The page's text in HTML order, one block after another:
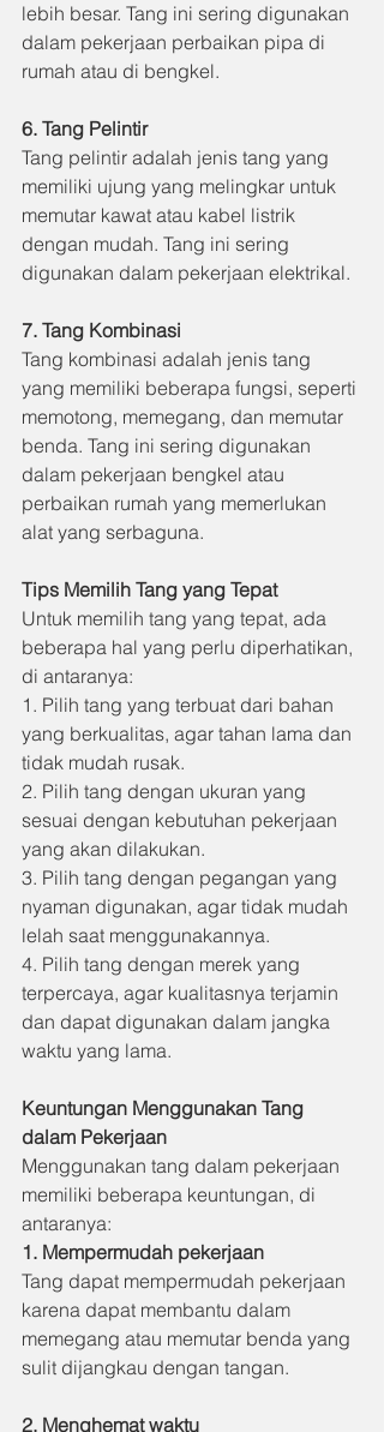
lebih besar. Tang ini sering digunakan
dalam pekerjaan perbaikan pipa di
rumah atau di bengkel.
6. Tang Pelintir
Tang pelintir adalah jenis tang yang
memiliki ujung yang melingkar untuk
memutar kawat atau kabel listrik
dengan mudah. Tang ini sering
digunakan dalam pekerjaan elektrikal.
7. Tang Kombinasi
Tang kombinasi adalah jenis tang
yang memiliki beberapa fungsi, seperti
memotong, memegang, dan memutar
benda. Tang ini sering digunakan
dalam pekerjaan bengkel atau
perbaikan rumah yang memerlukan
alat yang serbaguna.
Tips Memilih Tang yang Tepat
Untuk memilih tang yang tepat, ada
beberapa hal yang perlu diperhatikan,
di antaranya:
1. Pilih tang yang terbuat dari bahan
yang berkualitas, agar tahan lama dan
tidak mudah rusak.
2. Pilih tang dengan ukuran yang
sesuai dengan kebutuhan pekerjaan
yang akan dilakukan.
3. Pilih tang dengan pegangan yang
nyaman digunakan, agar tidak mudah
lelah saat menggunakannya.
4. Pilih tang dengan merek yang
terpercaya, agar kualitasnya terjamin
dan dapat digunakan dalam jangka
waktu yang lama.
Keuntungan Menggunakan Tang
dalam Pekerjaan
Menggunakan tang dalam pekerjaan
memiliki beberapa keuntungan, di
antaranya:
1. Mempermudah pekerjaan
Tang dapat mempermudah pekerjaan
karena dapat membantu dalam
memegang atau memutar benda yang
sulit dijangkau dengan tangan.
2. Menghemat waktu